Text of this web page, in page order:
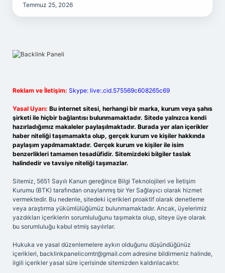
Temmuz 25, 2026
Reklam ve İletişim: Skype: live:.cid.575569c608265c69
Yasal Uyarı: Bu internet sitesi, herhangi bir marka, kurum veya şahıs
şirketi ile hiçbir bağlantısı bulunmamaktadır. Sitede yalnızca kendi
hazırladığımız makaleler paylaşılmaktadır. Burada yer alan içerikler
haber niteliği taşımamakta olup, gerçek kurum ve kişiler hakkında
paylaşım yapılmamaktadır. Gerçek kurum ve kişiler ile isim
benzerlikleri tamamen tesadüfidir. Sitemizdeki bilgiler taslak
halindedir ve tavsiye niteliği taşımazlar.
Sitemiz, 5651 Sayılı Kanun gereğince Bilgi Teknolojileri ve İletişim
Kurumu (BTK) tarafından onaylanmış bir Yer Sağlayıcı olarak hizmet
vermektedir. Bu nedenle, sitedeki içerikleri proaktif olarak denetleme
veya araştırma yükümlülüğümüz bulunmamaktadır. Ancak, üyelerimiz
yazdıkları içeriklerin sorumluluğunu taşımakta olup, siteye üye olarak
bu sorumluluğu kabul etmiş sayılırlar.
Hukuka ve yasal düzenlemelere aykırı olduğunu düşündüğünüz
içerikleri, backlinkpanelicomtr@gmail.com adresine bildirmeniz halinde,
ilgili içerikler yasal süre içerisinde sitemizden kaldırılacaktır.